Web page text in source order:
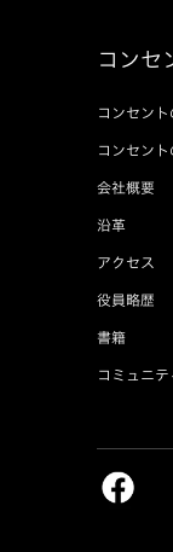
コンセ
コンセン
コンセン
会社概要
沿革
アクセス
役員略歴
書籍
コミュニテ